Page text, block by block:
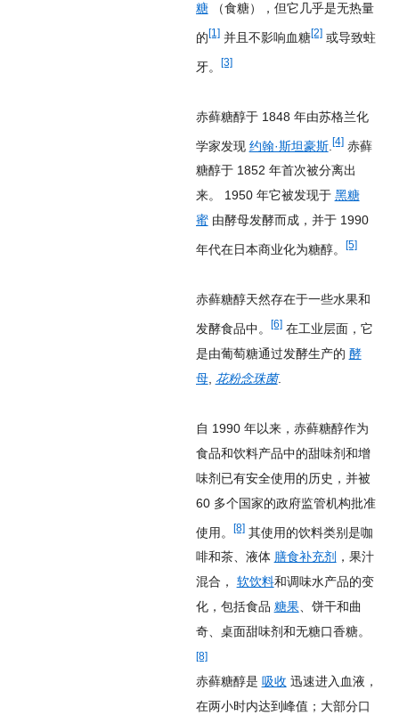
糖（食糖），但它几乎是无热量
的[1]并且不影响血糖[2]或导致蛀
牙。 [3]
赤藓糖醇于 1848 年由苏格兰化
学家发现 约翰·斯坦豪斯. [4]赤藓
糖醇于 1852 年首次被分离出
来。 1950 年它被发现于 黑糖
蜜由酵母发酵而成，并于 1990
年代在日本商业化为糖醇。 [5]
赤藓糖醇天然存在于一些水果和
发酵食品中。 [6]在工业层面，它
是由葡萄糖通过发酵生产的 酵
母, 花粉念珠菌.
自 1990 年以来，赤藓糖醇作为
食品和饮料产品中的甜味剂和增
味剂已有安全使用的历史，并被
60 多个国家的政府监管机构批准
使用。 [8]其使用的饮料类别是咖
啡和茶、液体 膳食补充剂 ，果汁
混合， 软饮料和调味水产品的变
化，包括食品 糖果、饼干和曲
奇、桌面甜味剂和无糖口香糖。
[8]
赤藓糖醇是 吸收 迅速进入血液，
在两小时内达到峰值；大部分口